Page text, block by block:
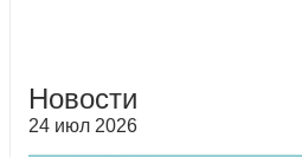
Новости
24 июл 2026